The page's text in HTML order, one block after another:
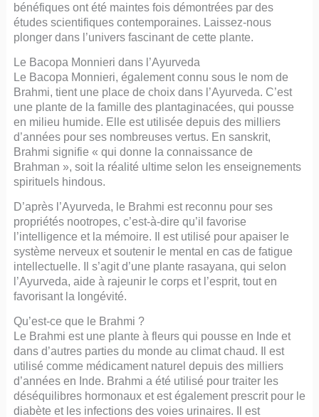
bénéfiques ont été maintes fois démontrées par des
études scientifiques contemporaines. Laissez-nous
plonger dans l’univers fascinant de cette plante.
Le Bacopa Monnieri dans l’Ayurveda
Le Bacopa Monnieri, également connu sous le nom de
Brahmi, tient une place de choix dans l’Ayurveda. C’est
une plante de la famille des plantaginacées, qui pousse
en milieu humide. Elle est utilisée depuis des milliers
d’années pour ses nombreuses vertus. En sanskrit,
Brahmi signifie « qui donne la connaissance de
Brahman », soit la réalité ultime selon les enseignements
spirituels hindous.
D’après l’Ayurveda, le Brahmi est reconnu pour ses
propriétés nootropes, c’est-à-dire qu’il favorise
l’intelligence et la mémoire. Il est utilisé pour apaiser le
système nerveux et soutenir le mental en cas de fatigue
intellectuelle. Il s’agit d’une plante rasayana, qui selon
l’Ayurveda, aide à rajeunir le corps et l’esprit, tout en
favorisant la longévité.
Qu’est-ce que le Brahmi ?
Le Brahmi est une plante à fleurs qui pousse en Inde et
dans d’autres parties du monde au climat chaud. Il est
utilisé comme médicament naturel depuis des milliers
d’années en Inde. Brahmi a été utilisé pour traiter les
déséquilibres hormonaux et est également prescrit pour le
diabète et les infections des voies urinaires. Il est